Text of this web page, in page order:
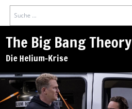
Search
The Big Bang Theory
Die Helium-Krise